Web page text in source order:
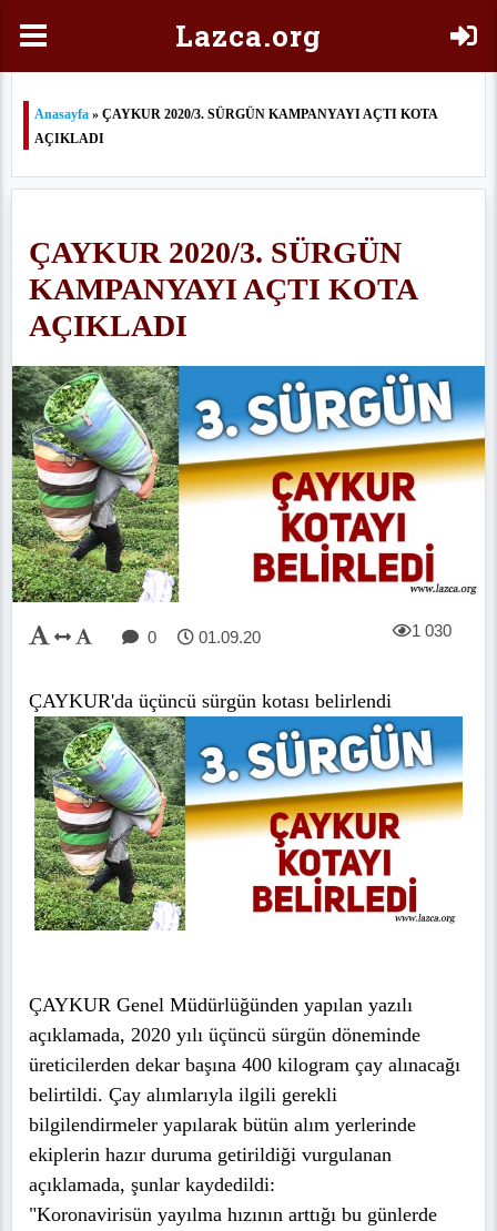
Lazca.org
Anasayfa » ÇAYKUR 2020/3. SÜRGÜN KAMPANYAYI AÇTI KOTA
AÇIKLADI
ÇAYKUR 2020/3. SÜRGÜN
KAMPANYAYI AÇTI KOTA
AÇIKLADI
0 01.09.20 1 030
ÇAYKUR'da üçüncü sürgün kotası belirlendi
ÇAYKUR Genel Müdürlüğünden yapılan yazılı
açıklamada, 2020 yılı üçüncü sürgün döneminde
üreticilerden dekar başına 400 kilogram çay alınacağı
belirtildi. Çay alımlarıyla ilgili gerekli
bilgilendirmeler yapılarak bütün alım yerlerinde
ekiplerin hazır duruma getirildiği vurgulanan
açıklamada, şunlar kaydedildi:
"Koronavirisün yayılma hızının arttığı bu günlerde